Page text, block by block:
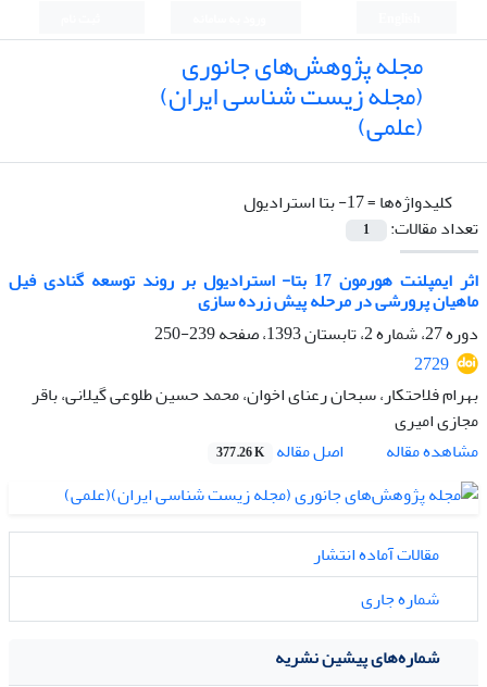
مجله پژوهش‌های جانوری
(مجله زیست شناسی ایران)
(علمی)
کلیدواژه‌ها =17- بتا استرادیول
تعداد مقالات:
1
اثر ایمپلنت هورمون 17 بتا- استرادیول بر روند توسعه گنادی فیل
ماهیان پرورشی در مرحله پیش زرده سازی
دوره 27، شماره 2، تابستان 1393، صفحه
239-250
2729
بهرام فلاحتکار، سبحان رعنای اخوان، محمد حسین طلوعی گیلانی، باقر
مجازی امیری
مشاهده مقاله
اصل مقاله 377.26 K
مقالات آماده انتشار
شماره جاری
شماره‌های پیشین نشریه